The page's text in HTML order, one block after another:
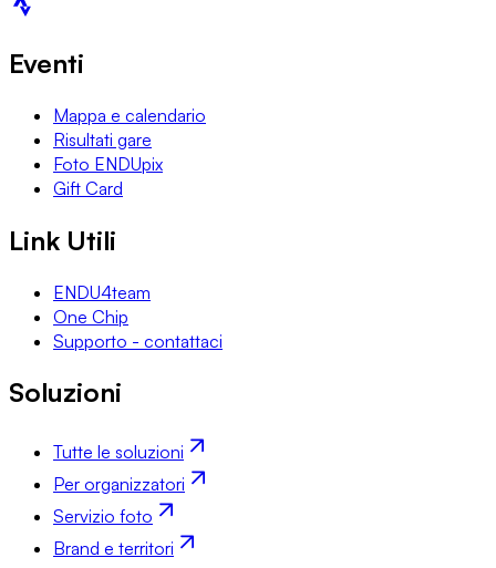
Eventi
Mappa e calendario
Risultati gare
Foto ENDUpix
Gift Card
Link Utili
ENDU4team
One Chip
Supporto - contattaci
Soluzioni
Tutte le soluzioni
Per organizzatori
Servizio foto
Brand e territori